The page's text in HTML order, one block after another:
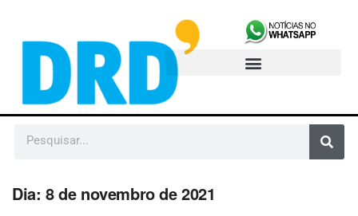
Dia: 8 de novembro de 2021